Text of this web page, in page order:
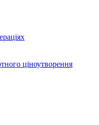
ціноутворення